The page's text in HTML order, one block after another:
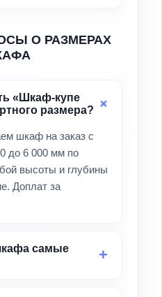
О РАЗМЕРАХ
«Шкаф-купе
размера?
шкаф на заказ с
до 6 000 мм по
высоты и глубины
Доплат за
самые